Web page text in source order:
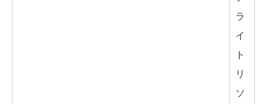
ラ
イ
ト
リ
ソ